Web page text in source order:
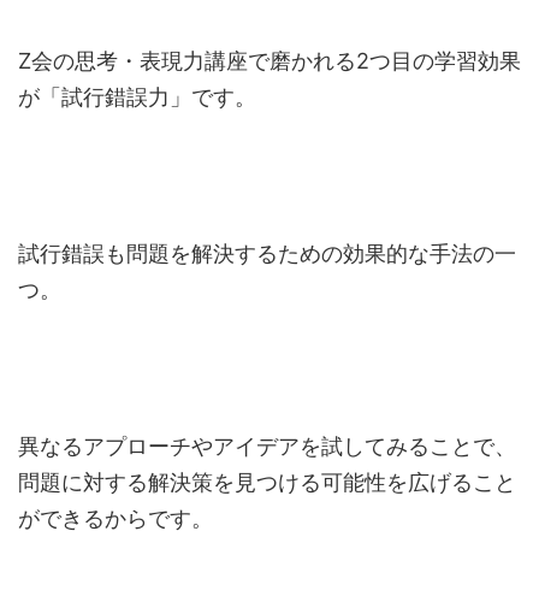
Z会の思考・表現力講座で磨かれる2つ目の学習効果
が「試行錯誤力」です。
試行錯誤も問題を解決するための効果的な手法の一
つ。
異なるアプローチやアイデアを試してみることで、
問題に対する解決策を見つける可能性を広げること
ができるからです。